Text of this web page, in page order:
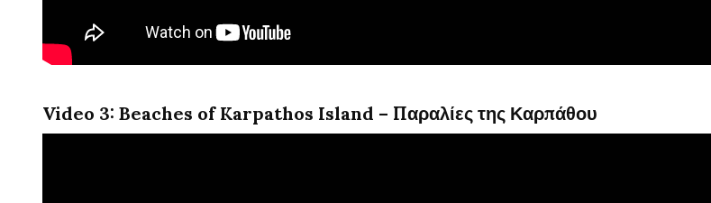
Video 3: Beaches of Karpathos Island – Παραλίες της Καρπάθου